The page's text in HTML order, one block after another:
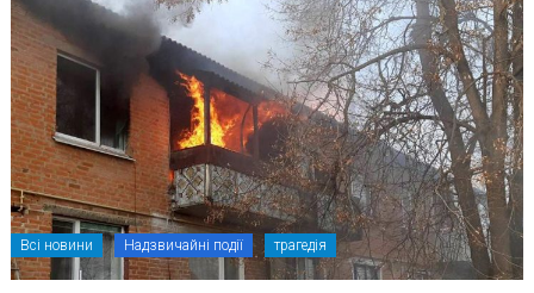
Всі новини Надзвичайні події трагедія